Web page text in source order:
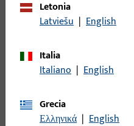
tubular en sistemas de
perfiles estrechos de
Letonia
Latviešu | English
Italia
Italiano | English
Grecia
Ελληνικά | English